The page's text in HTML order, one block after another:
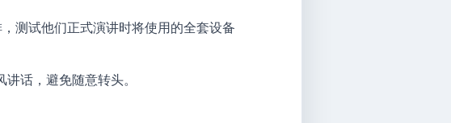
测试他们正式演讲时将使用的全套设备
话，避免随意转头。